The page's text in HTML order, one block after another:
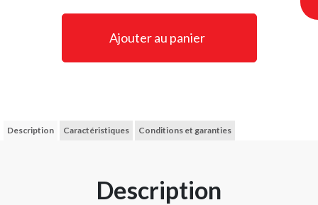
Ajouter au panier
Description Caractéristiques Conditions et garanties
Description